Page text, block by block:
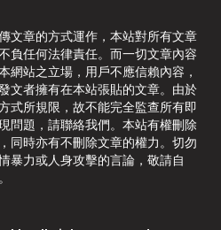
文章的方式運作，本站對所有文章
負任何法律責任。而一切文章內容
網站之立場，用戶不應信賴內容，
文者擁有在本站張貼的文章。由於
式所規限，故不能完全監查所有即
問題，請聯絡我們。本站有權刪除
同時亦有不刪除文章的權力。切勿
暴力或人身攻擊的言論，敬請自